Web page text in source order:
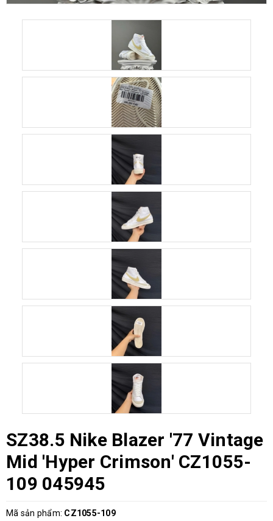
SZ38.5 Nike Blazer '77 Vintage
Mid 'Hyper Crimson' CZ1055-
109 045945
Mã sản phẩm: CZ1055-109